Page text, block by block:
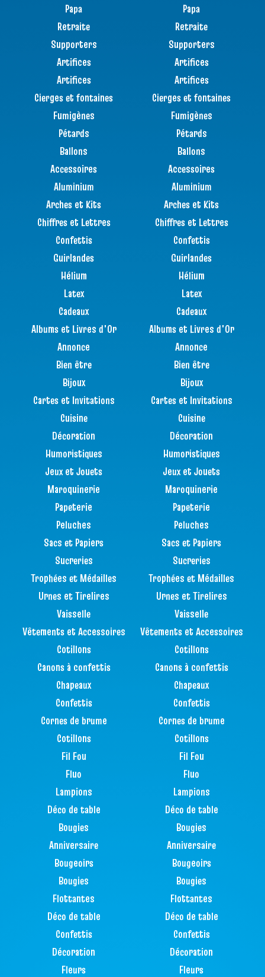
Papa
Retraite
Supporters
Artifices
Artifices
Cierges et fontaines
Fumigènes
Pétards
Ballons
Accessoires
Aluminium
Arches et Kits
Chiffres et Lettres
Confettis
Guirlandes
Hélium
Latex
Cadeaux
Albums et Livres d'Or
Annonce
Bien être
Bijoux
Cartes et Invitations
Cuisine
Décoration
Humoristiques
Jeux et Jouets
Maroquinerie
Papeterie
Peluches
Sacs et Papiers
Sucreries
Trophées et Médailles
Urnes et Tirelires
Vaisselle
Vêtements et Accessoires
Cotillons
Canons à confettis
Chapeaux
Confettis
Cornes de brume
Cotillons
Fil Fou
Fluo
Lampions
Déco de table
Bougies
Anniversaire
Bougeoirs
Bougies
Flottantes
Déco de table
Confettis
Décoration
Fleurs
Papa
Retraite
Supporters
Artifices
Artifices
Cierges et fontaines
Fumigènes
Pétards
Ballons
Accessoires
Aluminium
Arches et Kits
Chiffres et Lettres
Confettis
Guirlandes
Hélium
Latex
Cadeaux
Albums et Livres d'Or
Annonce
Bien être
Bijoux
Cartes et Invitations
Cuisine
Décoration
Humoristiques
Jeux et Jouets
Maroquinerie
Papeterie
Peluches
Sacs et Papiers
Sucreries
Trophées et Médailles
Urnes et Tirelires
Vaisselle
Vêtements et Accessoires
Cotillons
Canons à confettis
Chapeaux
Confettis
Cornes de brume
Cotillons
Fil Fou
Fluo
Lampions
Déco de table
Bougies
Anniversaire
Bougeoirs
Bougies
Flottantes
Déco de table
Confettis
Décoration
Fleurs